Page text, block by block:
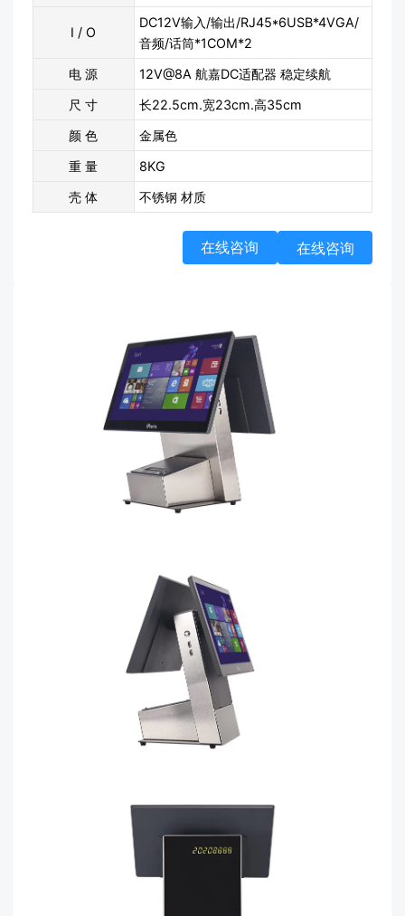
I / O
DC12V输入/输出/RJ45*6USB*4VGA/
音频/话筒*1COM*2
电 源
12V@8A 航嘉DC适配器 稳定续航
尺 寸
长22.5cm.宽23cm.高35cm
颜 色
金属色
重 量
8KG
壳 体
不锈钢 材质
在线咨询 在线咨询